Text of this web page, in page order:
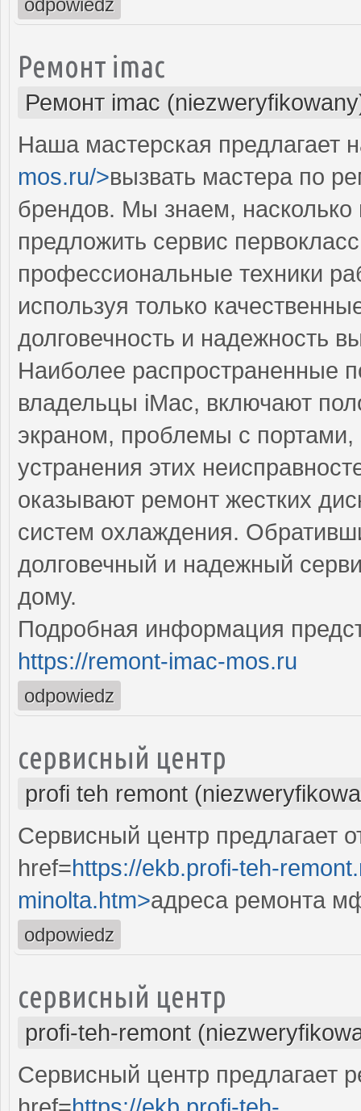
odpowiedz
Ремонт imac
Ремонт imac
Наша мастерская предлагает
mos.ru/>вызвать мастера по
брендов. Мы знаем,
предложить сервис
профессиональные техники
используя только
долговечность и надежность
Наиболее распространенные
владельцы iMac, включают
экраном, проблемы с
устранения этих
оказывают ремонт жестких
систем охлаждения.
долговечный и надежный
дому.
Подробная информация
https://remont-imac-mos.ru
odpowiedz
сервисный центр
profi teh remont
Сервисный центр предлагает
href=https://ekb.profi-teh-
minolta.htm>адреса ремонта
odpowiedz
сервисный центр
profi-teh-remont
Сервисный центр предлагает